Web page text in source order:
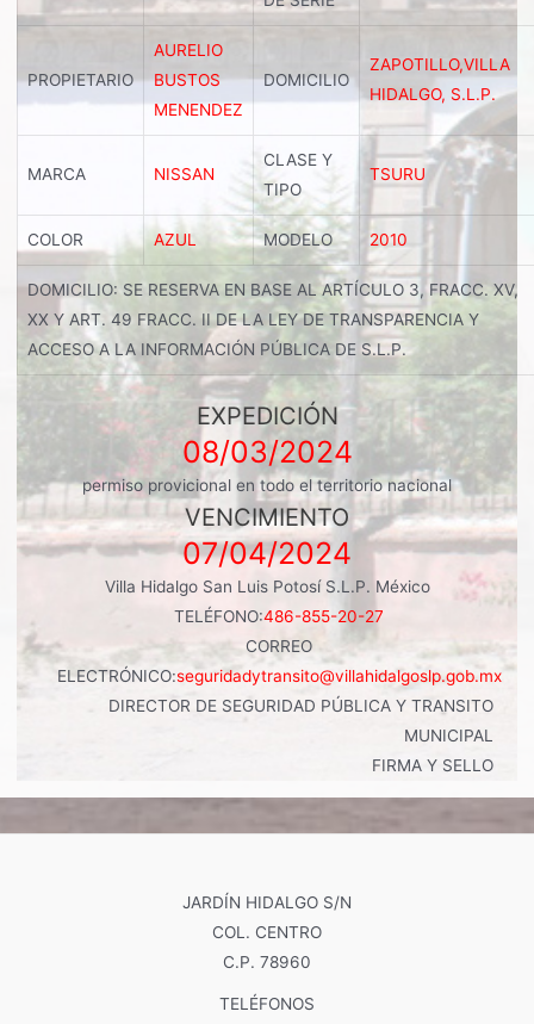
PROPIETARIO
AURELIO
BUSTOS
MENENDEZ
DOMICILIO
ZAPOTILLO,VILLA
HIDALGO, S.L.P.
MARCA NISSAN
CLASE Y
TIPO
TSURU
COLOR AZUL MODELO 2010
DOMICILIO: SE RESERVA EN BASE AL ARTÍCULO 3, FRACC. XV,
XX Y ART. 49 FRACC. II DE LA LEY DE TRANSPARENCIA Y
ACCESO A LA INFORMACIÓN PÚBLICA DE S.L.P.
EXPEDICIÓN
08/03/2024
permiso provicional en todo el territorio nacional
VENCIMIENTO
07/04/2024
Villa Hidalgo San Luis Potosí S.L.P. México
TELÉFONO:486-855-20-27
CORREO
ELECTRÓNICO:seguridadytransito@villahidalgoslp.gob.mx
DIRECTOR DE SEGURIDAD PÚBLICA Y TRANSITO
MUNICIPAL
FIRMA Y SELLO
JARDÍN HIDALGO S/N
COL. CENTRO
C.P. 78960
TELÉFONOS